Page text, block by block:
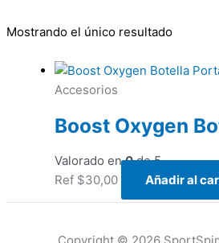
Mostrando el único resultado
Accesorios
Boost Oxygen
Valorado en0de 5
Ref $30,00 Añadir al